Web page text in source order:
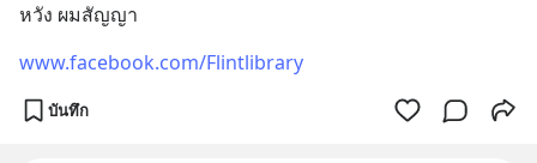
หวัง ผมสัญญา
www.facebook.com/Flintlibrary
บันทึก